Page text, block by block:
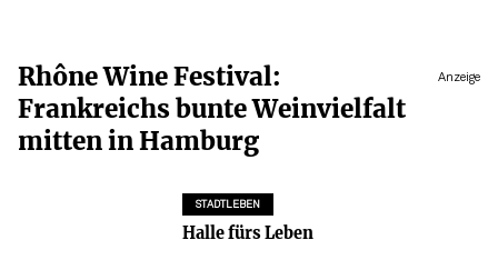
Anzeige
Rhône Wine Festival:
Frankreichs bunte Weinvielfalt
mitten in Hamburg
STADTLEBEN
Halle fürs Leben